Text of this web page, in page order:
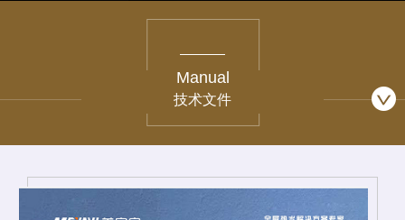
Manual
技术文件